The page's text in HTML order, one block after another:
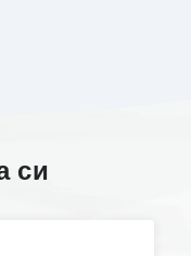
си